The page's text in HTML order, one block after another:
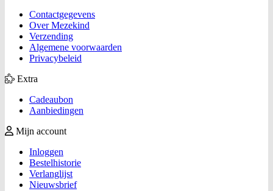
Contactgegevens
Over Mezekind
Verzending
Algemene voorwaarden
Privacybeleid
Extra
Cadeaubon
Aanbiedingen
Mijn account
Inloggen
Bestelhistorie
Verlanglijst
Nieuwsbrief